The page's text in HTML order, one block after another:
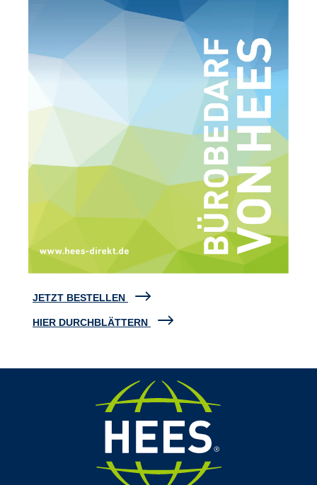
JETZT BESTELLEN
HIER DURCHBLÄTTERN